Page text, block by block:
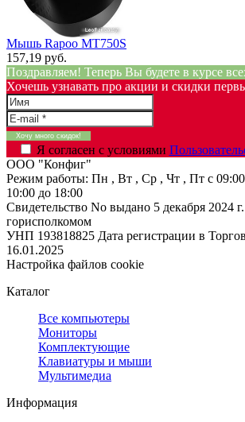
Мышь Rapoo MT750S
157,19 руб.
Поздравляем! Теперь Вы будете в курсе
Хочешь узнавать про акции и скидки
Я согласен с условиями
ООО "Конфиг"
Режим работы: Пн , Вт , Ср , Чт , Пт c
10:00 до 18:00
Свидетельство No выдано 5 декабря 2024
горисполкомом
УНП 193818825 Дата регистрации в
16.01.2025
Настройка файлов cookie
Каталог
Все компьютеры
Мониторы
Комплектующие
Клавиатуры и мыши
Мультимедиа
Информация